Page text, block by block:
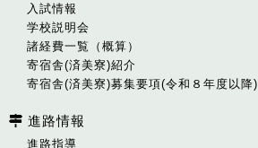
入試情報
学校説明会
諸経費一覧（概算）
寄宿舎(済美寮)紹介
寄宿舎(済美寮)募集要項(令和８年度以降)
進路情報
進路指導